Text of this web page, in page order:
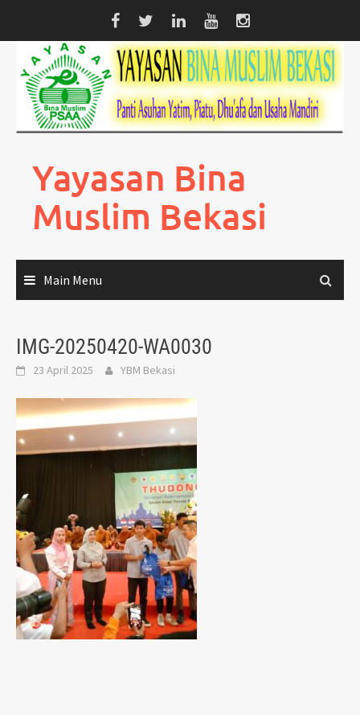
content
Yayasan Bina
Muslim Bekasi
Main Menu
IMG-20250420-WA0030
23 April 2025 YBM Bekasi